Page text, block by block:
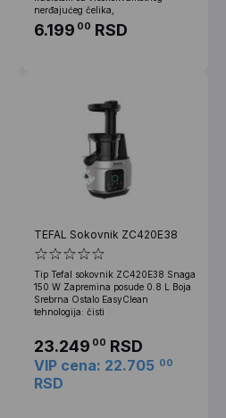
nerđajućeg čelika,
6.199 00 RSD
TEFAL Sokovnik ZC420E38
Tip Tefal sokovnik ZC420E38 Snaga
150 W Zapremina posude 0.8 L Boja
Srebrna Ostalo EasyClean
tehnologija: čisti
23.249 00 RSD
VIP cena: 22.705 00
RSD